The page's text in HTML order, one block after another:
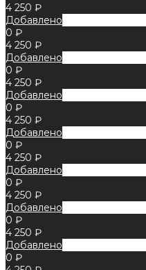
4 250 ₽
Добавлено
0 ₽
4 250 ₽
Добавлено
0 ₽
4 250 ₽
Добавлено
0 ₽
4 250 ₽
Добавлено
0 ₽
4 250 ₽
Добавлено
0 ₽
4 250 ₽
Добавлено
0 ₽
4 250 ₽
Добавлено
0 ₽